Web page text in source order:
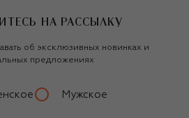
НА РАССЫЛКУ
об эксклюзивных новинках и
предложениях
Мужское